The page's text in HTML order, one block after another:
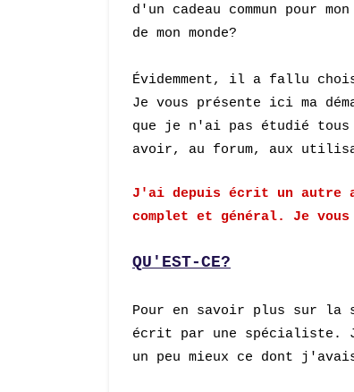
d'un cadeau commun pour
de mon monde?
Évidemment, il a fallu
Je vous présente ici ma
que je n'ai pas étudié
avoir, au forum, aux
J'ai depuis écrit un
complet et général. Je
QU' EST-CE?
Pour en savoir plus sur la
écrit par une spécialiste .
un peu mieux ce dont